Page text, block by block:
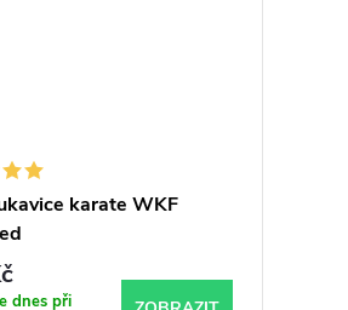
karate WKF
dnes při